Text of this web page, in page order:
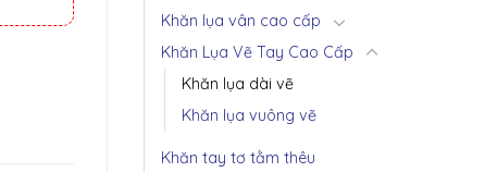
Khăn lụa vân cao cấp
Khăn Lụa Vẽ Tay Cao Cấp
Khăn lụa dài vẽ
Khăn lụa vuông vẽ
Khăn tay tơ tằm thêu